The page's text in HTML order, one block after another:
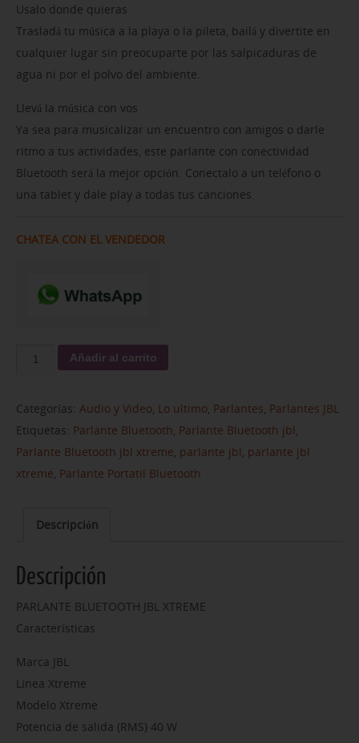
Usalo donde quieras
Trasladá tu música a la playa o la pileta, bailá y divertite en
cualquier lugar sin preocuparte por las salpicaduras de
agua ni por el polvo del ambiente.
Llevá la música con vos
Ya sea para musicalizar un encuentro con amigos o darle
ritmo a tus actividades, este parlante con conectividad
Bluetooth será la mejor opción. Conectalo a un teléfono o
una tablet y dale play a todas tus canciones.
CHATEA CON EL VENDEDOR
Añadir al carrito
Categorías: Audio y Video, Lo ultimo, Parlantes, Parlantes JBL
Etiquetas: Parlante Bluetooth, Parlante Bluetooth jbl,
Parlante Bluetooth jbl xtreme, parlante jbl, parlante jbl
xtreme, Parlante Portatil Bluetooth
Descripción
Descripción
PARLANTE BLUETOOTH JBL XTREME
Características
Marca JBL
Línea Xtreme
Modelo Xtreme
Potencia de salida (RMS) 40 W